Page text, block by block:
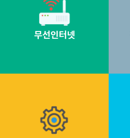
무선인터넷